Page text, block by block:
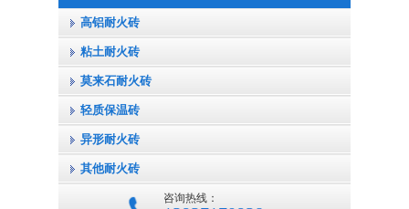
高铝耐火砖
粘土耐火砖
莫来石耐火砖
轻质保温砖
异形耐火砖
其他耐火砖
咨询热线：